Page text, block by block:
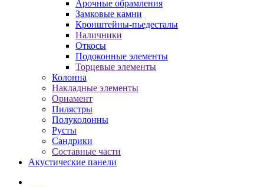
Арочные обрамления
Замковые камни
Кронштейны-пьедесталы
Наличники
Откосы
Подоконные элементы
Торцевые элементы
Колонна
Накладные элементы
Орнамент
Пилястры
Полуколонны
Русты
Сандрики
Составные части
Акустические панели